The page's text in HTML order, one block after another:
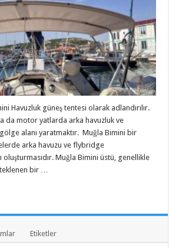
Havuzluk güneş tentesi olarak adlandırılır.
da motor yatlarda arka havuzluk ve
alanı yaratmaktır. Muğla Bimini bir
arka havuzu ve flybridge
oluşturmasıdır. Muğla Bimini üstü, genellikle
bir …
Etiketler